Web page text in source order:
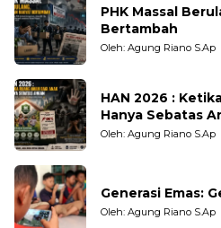
PHK Massal
Bertambah
Oleh: Agung Riano S.Ap
HAN 2026 :
Hanya Sebatas
Oleh: Agung Riano S.Ap
Generasi Emas:
Oleh: Agung Riano S.Ap